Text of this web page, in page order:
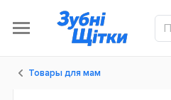
Товары для мам